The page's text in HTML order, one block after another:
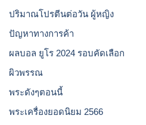
ปริมาณโปรตีนต่อวัน ผู้หญิง
ปัญหาทางการค้า
ผลบอล ยูโร 2024 รอบคัดเลือก
ผิวพรรณ
พระดังๆตอนนี้
พระเครื่องยอดนิยม 2566